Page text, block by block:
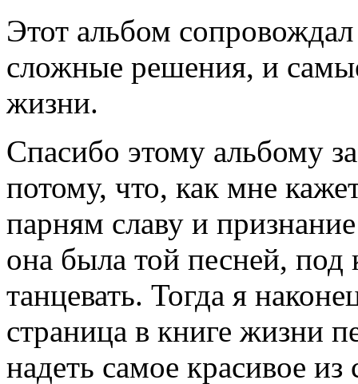
Этот альбом
сложные решения, и
жизни.
Спасибо этому альбому
потому, что, как мне
парням славу и
она была той песней, под
танцевать. Тогда я
страница в книге жизни
надеть самое красивое